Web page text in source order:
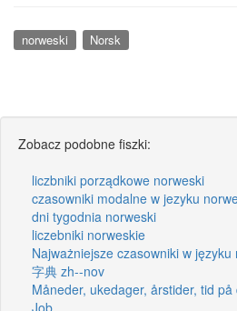
norweski Norsk
Zobacz podobne fiszki:
liczbniki porządkowe norweski
czasowniki modalne w jezyku
dni tygodnia norweski
liczebniki norweskie
Najważniejsze czasowniki w języku
字典 zh--nov
Måneder, ukedager, årstider, tid på
Job